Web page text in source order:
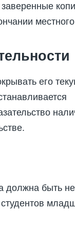
его
должна быть